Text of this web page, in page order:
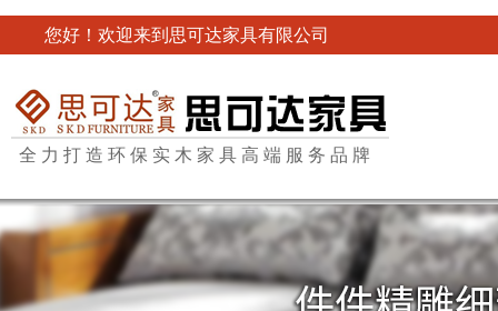
您好！欢迎来到思可达家具有限公司
全力打造环保实木家具高端服务品牌